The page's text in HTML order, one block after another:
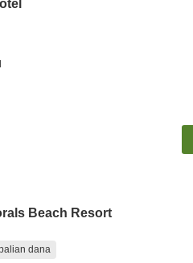
Beach Resort
dana